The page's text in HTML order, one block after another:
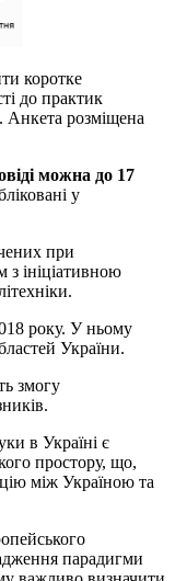
коротке
до практик
Анкета розміщена
можна до 17
у
при
з ініціативною
року. У ньому
України.
змогу
в Україні є
простору, що,
між Україною та
парадигми